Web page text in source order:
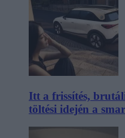
Itt a frissítés,
töltési idején a